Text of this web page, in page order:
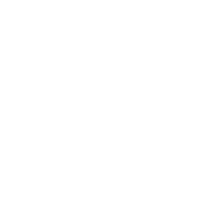
de Protección Contra Incendios para